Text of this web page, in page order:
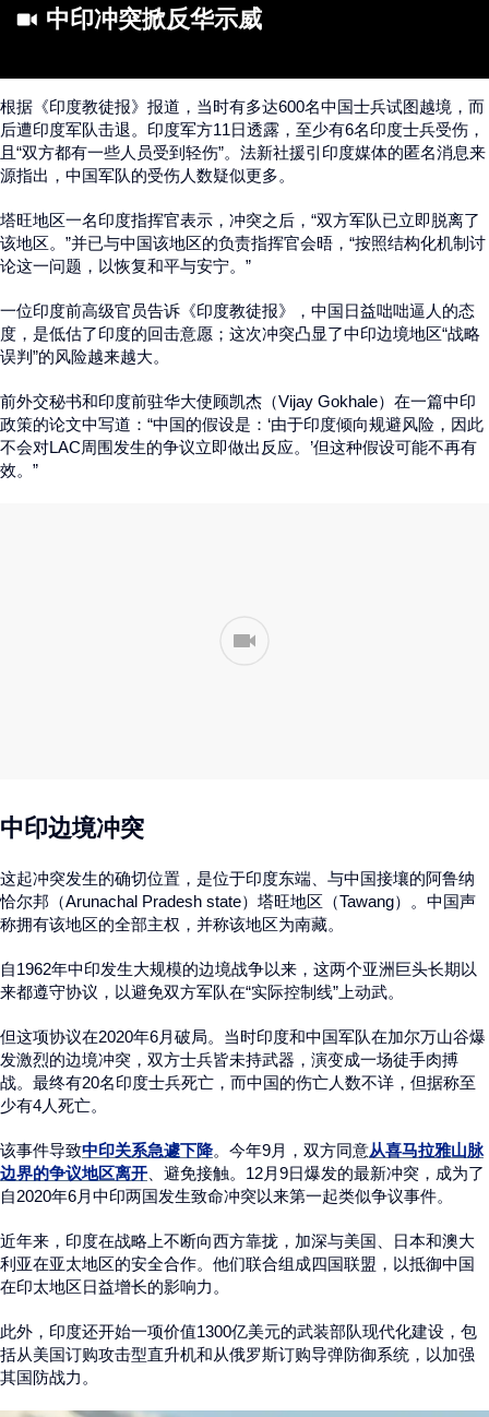
中印冲突掀反华示威
根据《印度教徒报》报道，当时有多达600名中国士兵试图越境，而
后遭印度军队击退。印度军方11日透露，至少有6名印度士兵受伤，
且“双方都有一些人员受到轻伤”。法新社援引印度媒体的匿名消息来
源指出，中国军队的受伤人数疑似更多。
塔旺地区一名印度指挥官表示，冲突之后，“双方军队已立即脱离了
该地区。”并已与中国该地区的负责指挥官会晤，“按照结构化机制讨
论这一问题，以恢复和平与安宁。”
一位印度前高级官员告诉《印度教徒报》，中国日益咄咄逼人的态
度，是低估了印度的回击意愿；这次冲突凸显了中印边境地区“战略
误判”的风险越来越大。
前外交秘书和印度前驻华大使顾凯杰（Vijay Gokhale）在一篇中印
政策的论文中写道：“中国的假设是：‘由于印度倾向规避风险，因此
不会对LAC周围发生的争议立即做出反应。’但这种假设可能不再有
效。”
中印边境冲突
这起冲突发生的确切位置，是位于印度东端、与中国接壤的阿鲁纳
恰尔邦（Arunachal Pradesh state）塔旺地区（Tawang）。中国声
称拥有该地区的全部主权，并称该地区为南藏。
自1962年中印发生大规模的边境战争以来，这两个亚洲巨头长期以
来都遵守协议，以避免双方军队在“实际控制线”上动武。
但这项协议在2020年6月破局。当时印度和中国军队在加尔万山谷爆
发激烈的边境冲突，双方士兵皆未持武器，演变成一场徒手肉搏
战。最终有20名印度士兵死亡，而中国的伤亡人数不详，但据称至
少有4人死亡。
该事件导致中印关系急遽下降。今年9月，双方同意从喜马拉雅山脉
边界的争议地区离开 、避免接触。12月9日爆发的最新冲突，成为了
自2020年6月中印两国发生致命冲突以来第一起类似争议事件。
近年来，印度在战略上不断向西方靠拢，加深与美国、日本和澳大
利亚在亚太地区的安全合作。他们联合组成四国联盟，以抵御中国
在印太地区日益增长的影响力。
此外，印度还开始一项价值1300亿美元的武装部队现代化建设，包
括从美国订购攻击型直升机和从俄罗斯订购导弹防御系统，以加强
其国防战力。